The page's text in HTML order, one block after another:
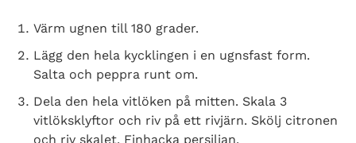
Värm ugnen till 180 grader.
Lägg den hela kycklingen i en ugnsfast form.
Salta och peppra runt om.
Dela den hela vitlöken på mitten. Skala 3
vitlöksklyftor och riv på ett rivjärn. Skölj citronen
och riv skalet. Finhacka persiljan.